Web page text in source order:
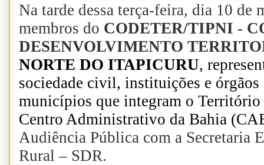
Na tarde dessa terça-feira, dia 10 de
membros do CODETER/TIPNI -
DESENVOLVIMENTO
NORTE DO ITAPICURU,
sociedade civil, instituições e
municípios que integram o
Centro Administrativo da Bahia
Audiência Pública com a Secretaria
Rural – SDR.